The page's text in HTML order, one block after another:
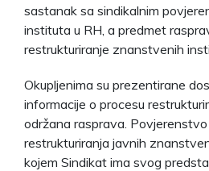
sastanak sa sindikalnim
instituta u RH, a predmet
restrukturiranje znanstvenih
Okupljenima su prezentirane
informacije o procesu
održana rasprava.
restrukturiranja javnih
kojem Sindikat ima svog